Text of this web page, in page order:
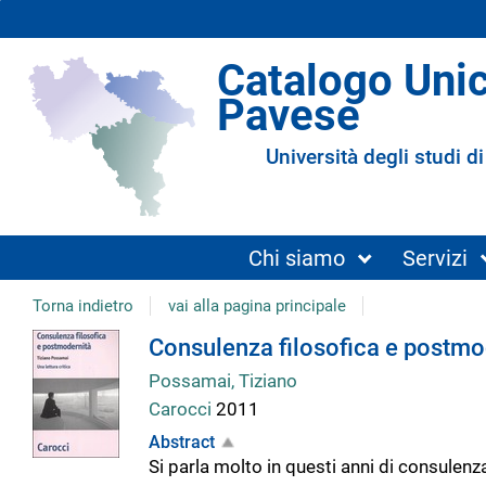
Catalogo
Pavese
Università degli studi
Chi siamo Servizi
Torna indietro vai alla pagina principale
Dettaglio
del
documento
Consulenza filosofica e
Possamai, Tiziano
Carocci 2011
Abstract
Si parla molto in questi anni di